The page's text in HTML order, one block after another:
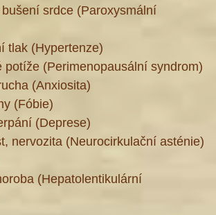
srdce (Paroxysmální
tlak (Hypertenze)
potíže (Perimenopausální syndrom)
(Anxiosita)
(Fóbie)
(Deprese)
nervozita (Neurocirkulační asténie)
(Hepatolentikulární